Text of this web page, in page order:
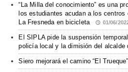
“La Milla del conocimiento” es una
los estudiantes acudan a los
La Fresneda en bicicleta
01/06/
El SIPLA pide la suspensión
policía local y la dimisión del alcalde
Siero mejorará el camino “El Trueque”